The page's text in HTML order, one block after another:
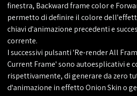
finestra, Backward frame color e
permetto di definire il colore
chiavi d'animazione precedenti e
corrente.
I successivi pulsanti 'Re-render All
Current Frame' sono autoesplicativi e
rispettivamente, di generare da zero
d'animazione in effetto Onion Skin o